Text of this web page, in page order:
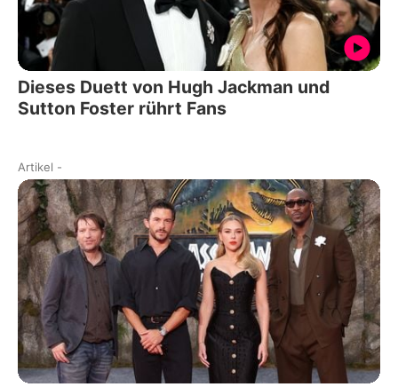
Dieses Duett von Hugh Jackman und
Sutton Foster rührt Fans
Artikel -